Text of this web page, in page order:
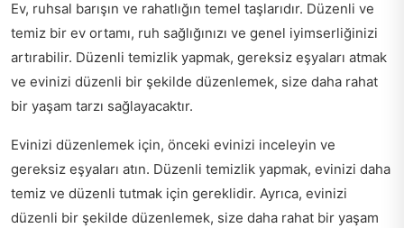
Ev, ruhsal barışın ve rahatlığın temel taşlarıdır. Düzenli ve
temiz bir ev ortamı, ruh sağlığınızı ve genel iyimserliğinizi
artırabilir. Düzenli temizlik yapmak, gereksiz eşyaları atmak
ve evinizi düzenli bir şekilde düzenlemek, size daha rahat
bir yaşam tarzı sağlayacaktır.
Evinizi düzenlemek için, önceki evinizi inceleyin ve
gereksiz eşyaları atın. Düzenli temizlik yapmak, evinizi daha
temiz ve düzenli tutmak için gereklidir. Ayrıca, evinizi
düzenli bir şekilde düzenlemek, size daha rahat bir yaşam